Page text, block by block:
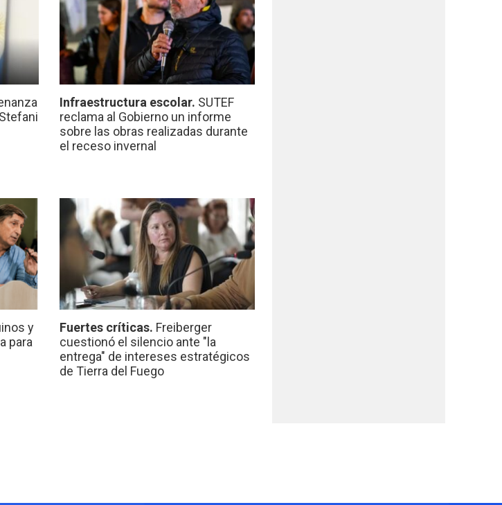
Infraestructura escolar. SUTEF
reclama al Gobierno un informe
sobre las obras realizadas durante
el receso invernal
y
para
Fuertes críticas. Freiberger
cuestionó el silencio ante "la
entrega" de intereses estratégicos
de Tierra del Fuego